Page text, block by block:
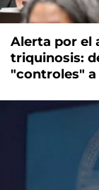
Alerta por el
triquinosis:
"controles"